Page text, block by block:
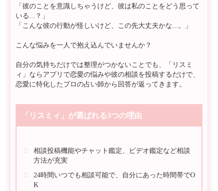
「彼のことを意識しちゃうけど、彼は私のことをどう思って
いる...？」
「こんな彼の行動が怪しいけど、この先大丈夫かな...。」
こんな悩みを一人で抱え込んでいませんか？
自分の気持ちだけでは整理がつかないことでも、「リスミ
ィ」ならアプリで恋愛の悩みや彼の相談を投稿するだけで、
恋愛に特化したプロの占い師から回答が返ってきます。
「リスミィ」が選ばれる3つの理由
相談投稿機能やチャット鑑定、ビデオ鑑定など相談
方法が充実
24時間いつでも相談可能で、自分にあった時間帯でO
K